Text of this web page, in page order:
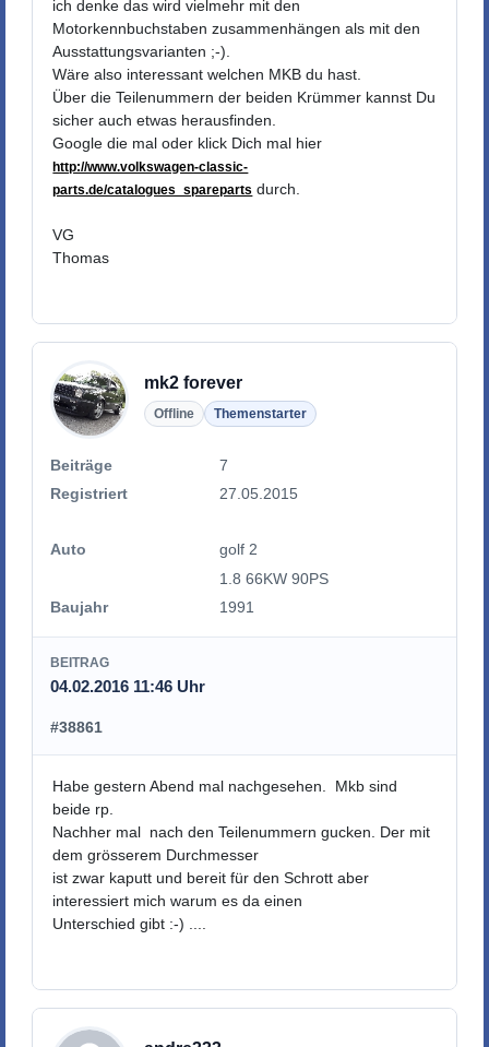
ich denke das wird vielmehr mit den
Motorkennbuchstaben zusammenhängen als mit den
Ausstattungsvarianten ;-).
Wäre also interessant welchen MKB du hast.
Über die Teilenummern der beiden Krümmer kannst Du
sicher auch etwas herausfinden.
Google die mal oder klick Dich mal hier
http://www.volkswagen-classic-
parts.de/catalogues_spareparts durch.
VG
Thomas
mk2 forever
Offline Themenstarter
Beiträge
7
Registriert
27.05.2015
Auto
golf 2
1.8 66KW 90PS
Baujahr
1991
BEITRAG
04.02.2016 11:46 Uhr
#38861
Habe gestern Abend mal nachgesehen. Mkb sind
beide rp.
Nachher mal nach den Teilenummern gucken. Der mit
dem grösserem Durchmesser
ist zwar kaputt und bereit für den Schrott aber
interessiert mich warum es da einen
Unterschied gibt :-) ....